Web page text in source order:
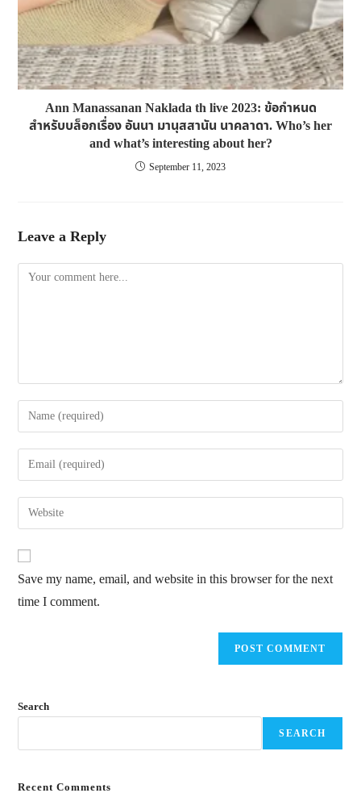
Ann Manassanan Naklada th live 2023: ข้อกำหนด
สำหรับบล็อกเรื่อง อันนา มานุสสานัน นาคลาดา. Who’s her
and what’s interesting about her?
September 11, 2023
Leave a Reply
Comment
Enter
your
name
comment
Enter
your
email
address
comment
Enter
your
website
URL
(optional)
Save my name, email, and website in this browser for the next
time I comment.
Search
SEARCH
Recent Comments